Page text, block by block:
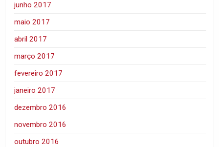
junho 2017
maio 2017
abril 2017
março 2017
fevereiro 2017
janeiro 2017
dezembro 2016
novembro 2016
outubro 2016